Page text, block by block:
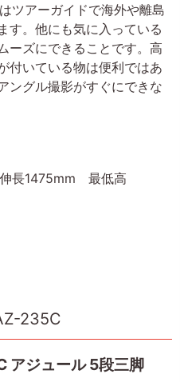
ツアーガイドで海外や離島
す。他にも気に入っている
ーズにできることです。高
付いている物は便利ではあ
ングル撮影がすぐにできな
長1475mm 最低高
235C
アジュール 5段三脚